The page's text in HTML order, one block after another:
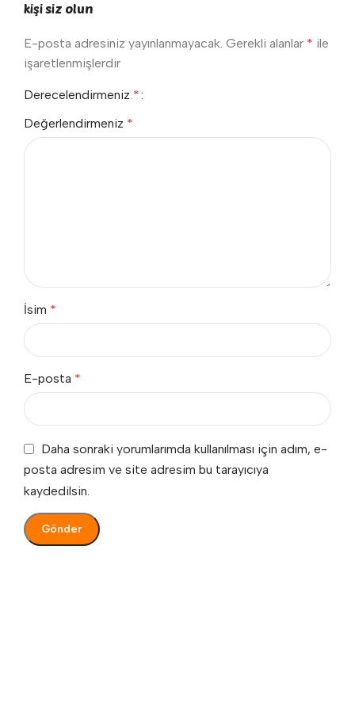
kişi siz olun
E-posta adresiniz yayınlanmayacak. Gerekli alanlar * ile
işaretlenmişlerdir
Derecelendirmeniz *
Değerlendirmeniz *
İsim *
E-posta *
Daha sonraki yorumlarımda kullanılması için adım, e-
posta adresim ve site adresim bu tarayıcıya
kaydedilsin.